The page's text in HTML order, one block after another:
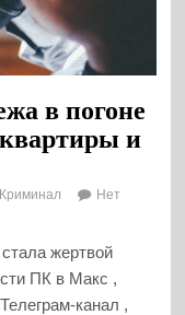
в погоне
и
Нет
жертвой
ПК в Макс ,
канал ,